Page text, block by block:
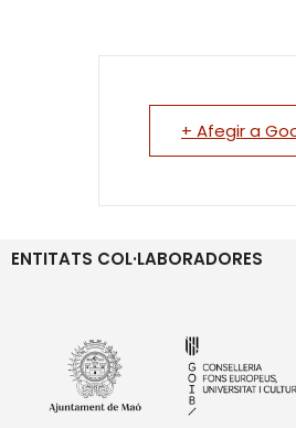
+ Afegir a
ENTITATS COL·LABORADORES